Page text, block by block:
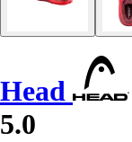
Head
5.0